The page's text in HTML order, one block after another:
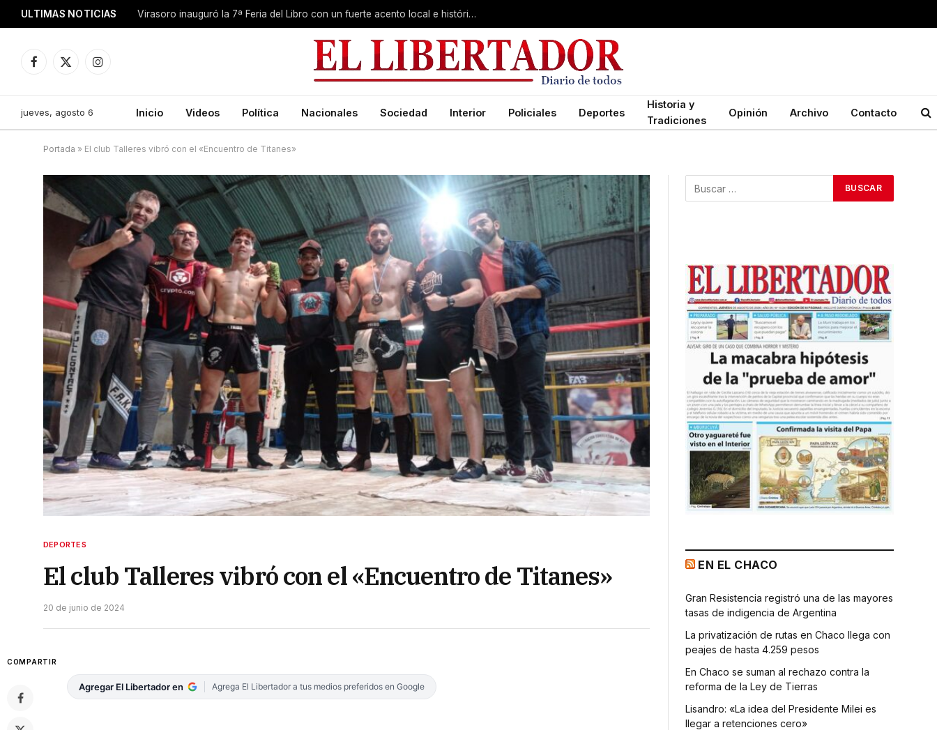
ULTIMAS NOTICIAS Virasoro inauguró la 7ª Feria del Libro con un fuerte acento local e histórico
Facebook
X
Instagram
jueves, agosto 6 Inicio Videos Política Nacionales Sociedad Interior Policiales Deportes
Historia y
Tradiciones
Opinión Archivo Contacto
Portada » El club Talleres vibró con el «Encuentro de Titanes»
DEPORTES
El club Talleres vibró con el «Encuentro de Titanes»
20 de junio de 2024
COMPARTIR
Agregar El Libertador en Agrega El Libertador a tus medios preferidos en Google
EN EL CHACO
Gran Resistencia registró una de las mayores
tasas de indigencia de Argentina
La privatización de rutas en Chaco llega con
peajes de hasta 4.259 pesos
En Chaco se suman al rechazo contra la
reforma de la Ley de Tierras
Lisandro: «La idea del Presidente Milei es
llegar a retenciones cero»